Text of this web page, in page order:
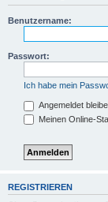
Benutzername:
Passwort:
Ich habe mein
Angemeldet
Meinen Online-
REGISTRIEREN